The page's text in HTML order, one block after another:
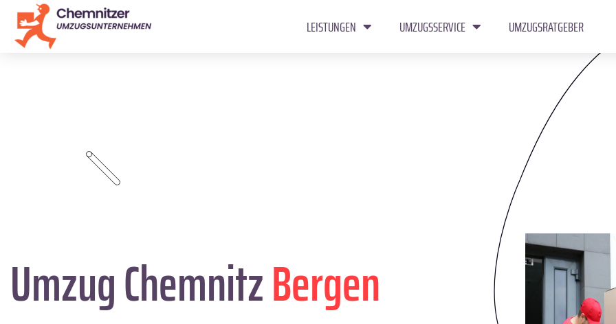
LEISTUNGEN UMZUGSSERVICE UMZUGSRATGEBER
Umzug ChemnitzBergen